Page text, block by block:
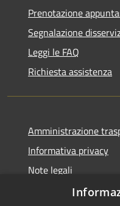
Prenotazione
Segnalazione
Leggi le FAQ
Richiesta assistenza
Amministrazione
Informativa privacy
Note legali
Dichiarazione di